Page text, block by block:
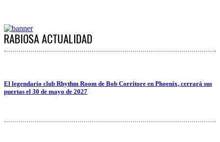
RABIOSA ACTUALIDAD
El legendario club Rhythm Room de Bob Corritore en Phoenix, cerrará sus
puertas el 30 de mayo de 2027